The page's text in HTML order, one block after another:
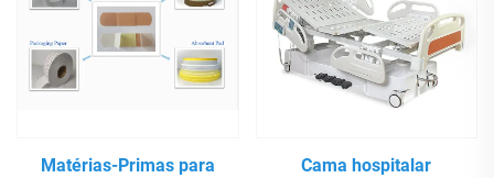
Matérias-Primas para
Cama hospitalar